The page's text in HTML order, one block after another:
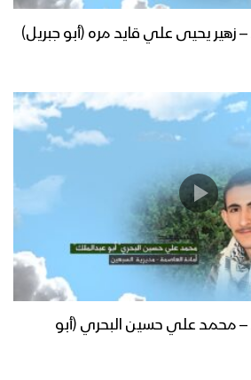
– زهير يحيى علي قايد مره (أبو جبريل)
– محمد علي حسين البحري (أبو